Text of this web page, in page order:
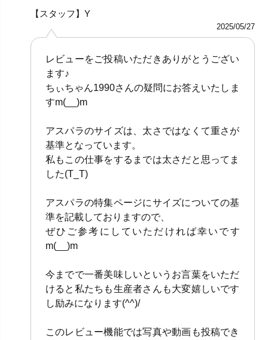
【スタッフ】Y
2025/05/27
レビューをご投稿いただきありがとうござい
ます♪
ちぃちゃん1990さんの疑問にお答えいたしま
すm(__)m
アスパラのサイズは、太さではなくて重さが
基準となっています。
私もこの仕事をするまでは太さだと思ってま
した(T_T)
アスパラの特集ページにサイズについての基
準を記載しておりますので、
ぜひご参考にしていただければ幸いです
m(__)m
今までで一番美味しいというお言葉をいただ
けると私たちも生産者さんも大変嬉しいです
し励みになります(^^)/
このレビュー機能では写真や動画も投稿でき